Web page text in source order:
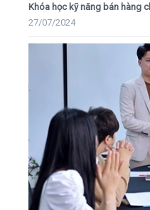
Khóa học kỹ năng bán hàng
27/07/2024